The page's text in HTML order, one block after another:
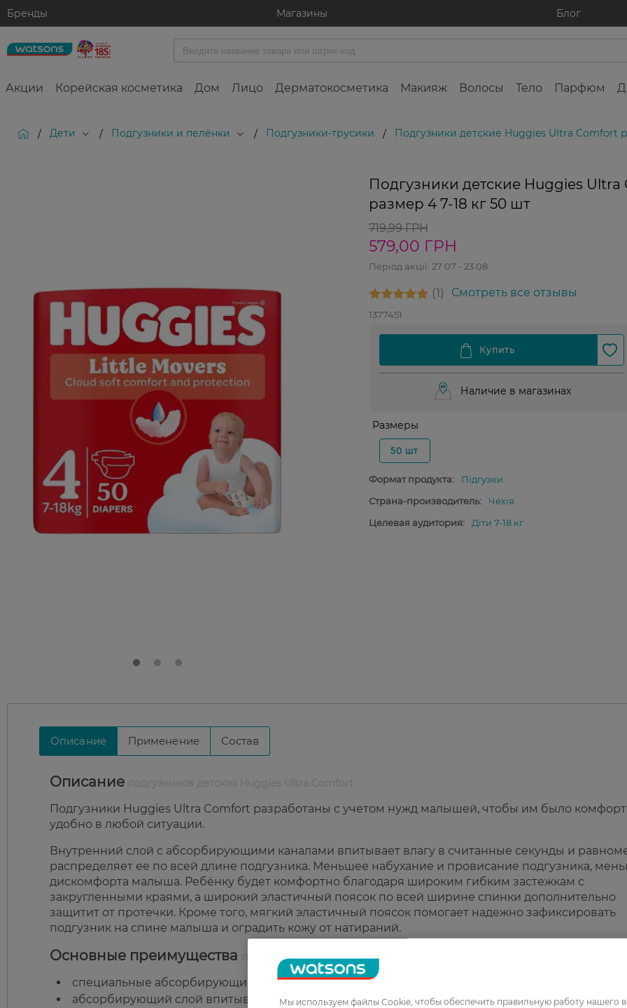
Бренды Магазины Блог
Акции Корейская косметика Дом Лицо Дерматокосметика Макияж Волосы Тело Парфюм
/ Дети / Подгузники и пелёнки / Подгузники-трусики / Подгузники детские Huggies Ultra Comfort
Подгузники детские Huggies Ultra
размер 4 7-18 кг 50 шт
719,99 ГРН
579,00 ГРН
Період акції: 27 07 - 23 08
1 Смотреть все отзывы
1377451
Наличие в магазинах
Размеры
50 шт
Формат продукта:
Підгузки
Страна-производитель:
Чехія
Целевая аудитория:
Діти 7-18 кг
Описание Применение Состав
Описание
Подгузники Huggies Ultra Comfort разработаны с учетом нужд малышей, чтобы им было
удобно в любой ситуации.
Внутренний слой с абсорбирующими каналами впитывает влагу в считанные секунды и
распределяет ее по всей длине подгузника. Меньшее набухание и провисание подгузника,
дискомфорта малыша. Ребёнку будет комфортно благодаря широким гибким застежкам с
закругленными краями, а широкий эластичный поясок по всей ширине спинки дополнительно
защитит от протечки. Кроме того, мягкий эластичный поясок помогает надежно зафиксировать
подгузник на спине малыша и оградить кожу от натираний.
Основные преимущества подгузников детских Huggies Ultra Comfort:
специальные абсорбирующие каналы, уменьшающие набухание и провисание подгузника;
абсорбирующий слой впитывает влагу за считанные секунды;Мы используем файлы Cookie, чтобы обеспечить правильную работу нашего